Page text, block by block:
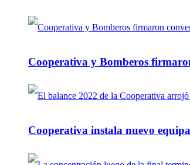
Cooperativa y Bomberos
Cooperativa instala nuevo